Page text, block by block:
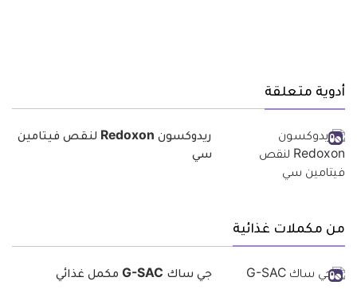
أدوية متعلقة
ريدوكسون Redoxon لنقص فيتامين
سي
من مكملات غذائية
جي ساك G-SAC مكمل غذائي